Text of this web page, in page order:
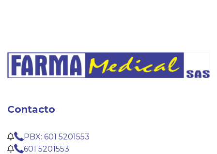
Contacto
PBX: 601 5201553
601 5201553